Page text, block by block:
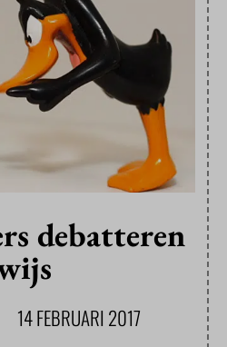
debatteren
14 FEBRUARI 2017